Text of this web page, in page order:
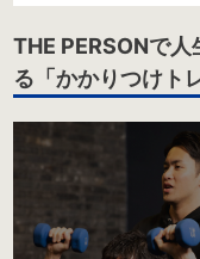
THE PERSONで
る「かかりつけト